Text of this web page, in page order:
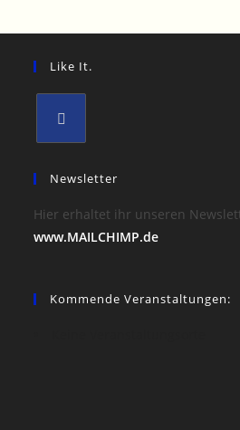
Like It.
Newsletter
Hier erhaltet ihr unseren
www.MAILCHIMP.de
Kommende Veranstaltungen: